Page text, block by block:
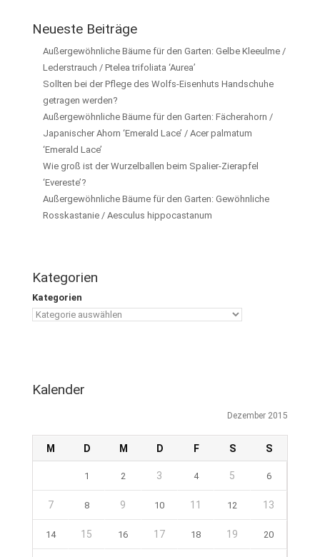
Neueste Beiträge
Außergewöhnliche Bäume für den Garten: Gelbe Kleeulme /
Lederstrauch / Ptelea trifoliata ‘Aurea’
Sollten bei der Pflege des Wolfs-Eisenhuts Handschuhe
getragen werden?
Außergewöhnliche Bäume für den Garten: Fächerahorn /
Japanischer Ahorn ‘Emerald Lace’ / Acer palmatum
‘Emerald Lace’
Wie groß ist der Wurzelballen beim Spalier-Zierapfel
‘Evereste’?
Außergewöhnliche Bäume für den Garten: Gewöhnliche
Rosskastanie / Aesculus hippocastanum
Kategorien
Kategorien
Kalender
Dezember 2015
M D M D F S S
1 2 3 4 5 6
7 8 9 10 11 12 13
14 15 16 17 18 19 20